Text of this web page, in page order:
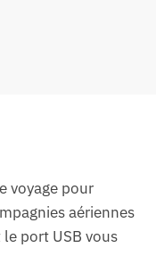
voyage pour
aériennes
port USB vous